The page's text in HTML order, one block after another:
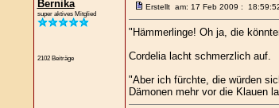
Bernika
super aktives Mitglied
2102 Beiträge
Erstellt am: 17 Feb 2009 :
"Hämmerlinge! Oh ja, die
Cordelia lacht schmerzlich auf.
"Aber ich fürchte, die würden
Dämonen mehr vor die Klauen